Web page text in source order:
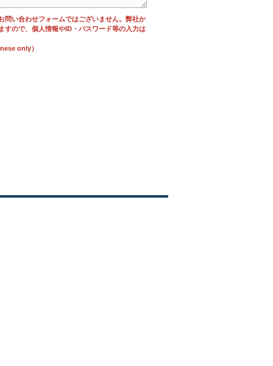
問い合わせフォームではございません。弊社か
すので、個人情報やID・パスワード等の入力は
only）